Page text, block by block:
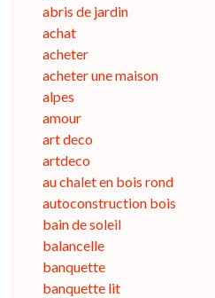
abris de jardin
achat
acheter
acheter une maison
alpes
amour
art deco
artdeco
au chalet en bois rond
autoconstruction bois
bain de soleil
balancelle
banquette
banquette lit